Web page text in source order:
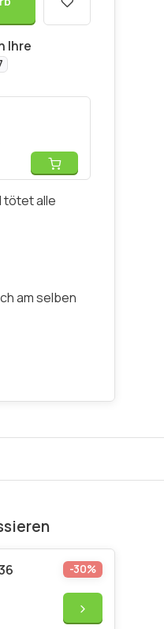
Ihre
tötet alle
am selben
-30%